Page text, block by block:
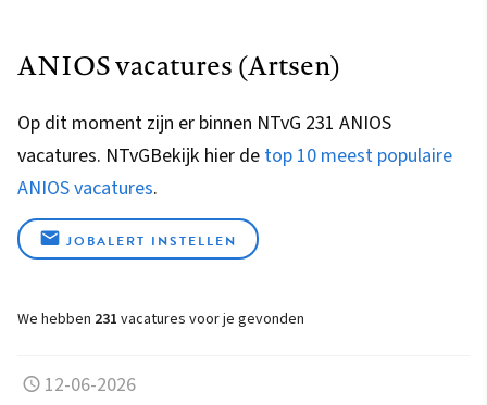
ANIOS vacatures (Artsen)
Op dit moment zijn er binnen NTvG 231 ANIOS
vacatures. NTvGBekijk hier de top 10 meest populaire
ANIOS vacatures.
JOBALERT INSTELLEN
We hebben 231 vacatures voor je gevonden
12-06-2026